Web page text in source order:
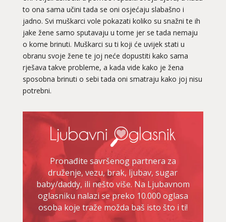
to ona sama učini tada se oni osjećaju slabašno i
jadno. Svi muškarci vole pokazati koliko su snažni te ih
jake žene samo sputavaju u tome jer se tada nemaju
o kome brinuti. Muškarci su ti koji će uvijek stati u
obranu svoje žene te joj neće dopustiti kako sama
rješava takve probleme, a kada vide kako je žena
sposobna brinuti o sebi tada oni smatraju kako joj nisu
potrebni.
Pronađite savršenog partnera za
druženje, vezu, brak, ljubav, sugar
baby/daddy, ili nešto više. Na Ljubavnom
oglasniku nalazi se preko 10.000 oglasa
osoba koje traže možda baš isto što i ti!
TEHNIKE: spajanje partnera
Broj tel: 064/600-600
tel:0,93€ - mob:1,12€ min
NIVES/ Kod 20
Ljubavni savjetnik je zauzet